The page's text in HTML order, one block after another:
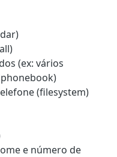
(ex: vários
(filesystem)
e número de